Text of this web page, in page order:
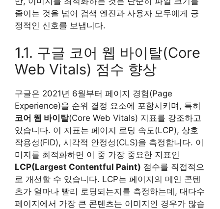
줄이는 것을 넘어 검색 엔진과 사용자 모두에게 긍
정적인 신호를 보냅니다.
1.1. 구글 코어 웹 바이탈(Core
Web Vitals) 점수 향상
구글은 2021년 6월부터 페이지 경험(Page
Experience)을 순위 결정 요소에 포함시키며, 특히
코어 웹 바이탈(Core Web Vitals) 지표를 강조하고
있습니다. 이 지표는 페이지 로딩 속도(LCP), 상호
작용성(FID), 시각적 안정성(CLS)을 측정합니다. 이
미지를 최적화하면 이 중 가장 중요한 지표인
LCP(Largest Contentful Paint) 점수를 직접적으
로 개선할 수 있습니다. LCP는 페이지의 메인 콘텐
츠가 얼마나 빨리 로딩되는지를 측정하는데, 대다수
페이지에서 가장 큰 콘텐츠는 이미지인 경우가 많습